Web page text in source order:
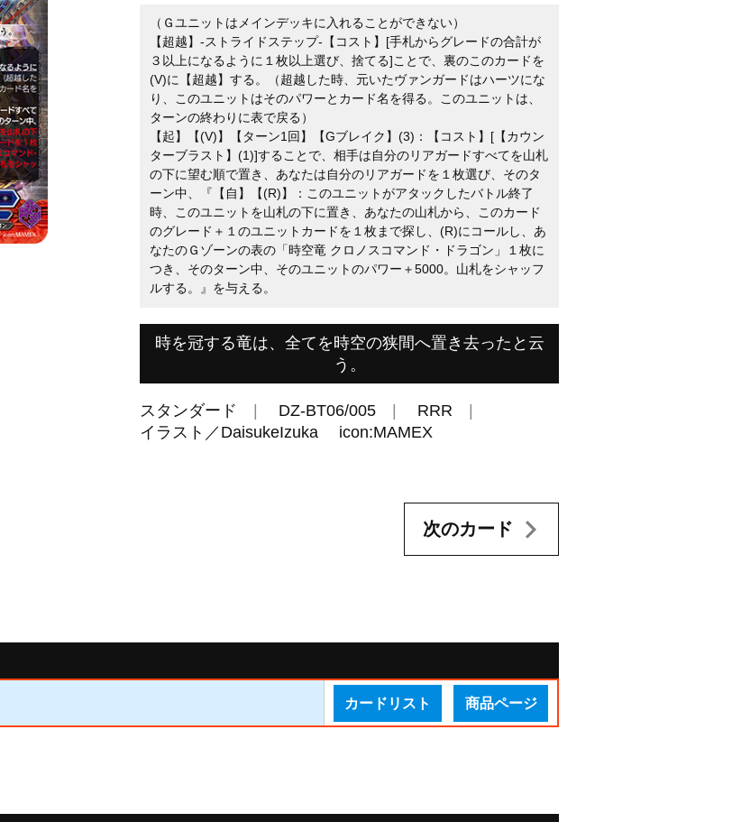
（Ｇユニットはメインデッキに入れることができない）
【超越】-ストライドステップ-【コスト】[手札からグレードの合計が
３以上になるように１枚以上選び、捨てる]ことで、裏のこのカードを
(V)に【超越】する。（超越した時、元いたヴァンガードはハーツにな
り、このユニットはそのパワーとカード名を得る。このユニットは、
ターンの終わりに表で戻る）
【起】【(V)】【ターン1回】【Gブレイク】(3)：【コスト】[【カウン
ターブラスト】(1)]することで、相手は自分のリアガードすべてを山札
の下に望む順で置き、あなたは自分のリアガードを１枚選び、そのタ
ーン中、『【自】【(R)】：このユニットがアタックしたバトル終了
時、このユニットを山札の下に置き、あなたの山札から、このカード
のグレード＋１のユニットカードを１枚まで探し、(R)にコールし、あ
なたのＧゾーンの表の「時空竜 クロノスコマンド・ドラゴン」１枚に
つき、そのターン中、そのユニットのパワー＋5000。山札をシャッフ
ルする。』を与える。
時を冠する竜は、全てを時空の狭間へ置き去ったと云
う。
スタンダード DZ-BT06/005
RRR
イラスト／DaisukeIzuka icon:MAMEX
次のカード
カードリスト 商品ページ